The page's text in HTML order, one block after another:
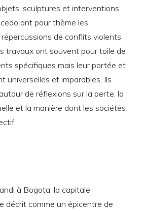
sculptures et interventions
ont pour thème les
de conflits violents
travaux ont souvent pour toile de
spécifiques mais leur portée et
universelles et imparables. Ils
de réflexions sur la perte, la
et la manière dont les sociétés
à Bogota, la capitale
décrit comme un épicentre de